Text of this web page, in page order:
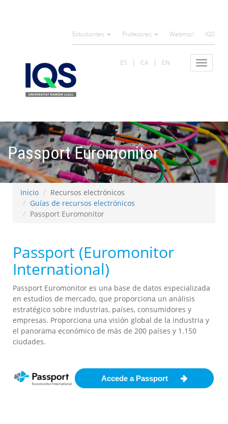
Estudiantes Profesores Webmail IQS
Toggle
ES CA EN
Passport Euromonitor
Inicio
Recursos electrónicos
Guías de recursos electrónicos
Passport Euromonitor
Passport (Euromonitor
International)
Passport Euromonitor es una base de datos especializada
en estudios de mercado, que proporciona un análisis
estratégico sobre industrias, países, consumidores y
empresas. Proporciona una visión global de la industria y
el panorama económico de más de 200 países y 1.150
ciudades.
Accede a Passport